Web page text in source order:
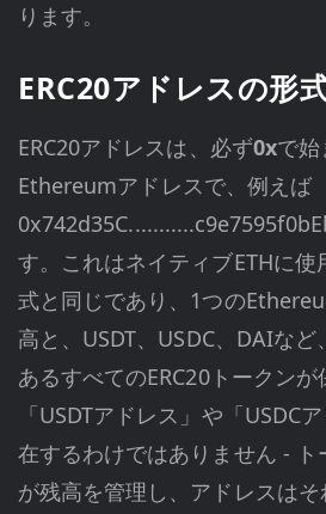
ります。
ERC20アドレスの形
ERC20アドレスは、必ず0xで始
Ethereumアドレスで、例えば
す。これはネイティブETHに使
式と同じであり、1つの
高と、USDT、USDC、DAIな
あるすべてのERC20トークンが
「USDTアドレス」や「USDC
在するわけではありません - ト
が残高を管理し、アドレスは